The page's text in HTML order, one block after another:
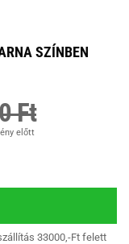
SZÍNBEN
Ft
előtt
33000,-Ft felett